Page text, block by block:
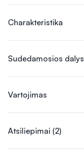
Charakteristika
Sudedamosios dalys
Vartojimas
Atsiliepimai (2)